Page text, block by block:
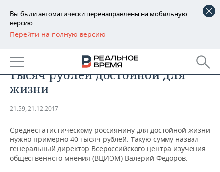
Вы были автоматически перенаправлены на мобильную
версию.
Перейти на полную версию
РЕГИОНЫ
БАШКОРТОСТАН
ТАТАРСТАН
НОВОСТИ
АНАЛИТИКА
ДЕКЛАРАЦИИ О ДОХОДАХ
КОРОЛИ ГОСЗАКАЗА ПФО
НОВОСТИ ЭКОНОМИКИ
ФИНАНСЫ
ПРОМЫШЛЕННОСТЬ
НОВОСТИ
ПРОМЫШЛЕННОСТИ
НЕДВИЖИМОСТЬ
Россияне назвали сумму в 40
тысяч рублей достойной для
жизни
21:59, 21.12.2017
Среднестатистическому россиянину для достойной жизни
нужно примерно 40 тысяч рублей. Такую сумму назвал
генеральный директор Всероссийского центра изучения
общественного мнения (ВЦИОМ) Валерий Федоров.